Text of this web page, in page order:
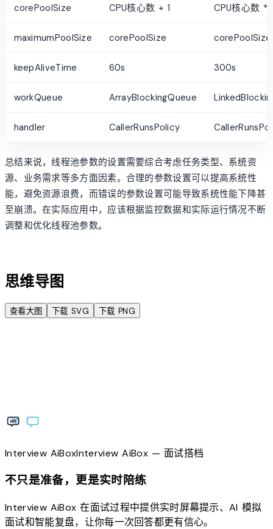
corePoolSize CPU核心数 + 1 CPU核心数 *
maximumPoolSize corePoolSize
keepAliveTime 60s 300s
workQueue ArrayBlockingQueue
handler CallerRunsPolicy
总结来说，线程池参数的设置需要综合考虑任务类型、系统资
源、业务需求等多方面因素。合理的参数设置可以提高系统性
能，避免资源浪费，而错误的参数设置可能导致系统性能下降甚
至崩溃。在实际应用中，应该根据监控数据和实际运行情况不断
调整和优化线程池参数。
思维导图
查看大图 下载 SVG 下载 PNG
Interview AiBoxInterviewAiBox— 面试搭档
不只是准备，更是实时陪练
Interview AiBox 在面试过程中提供实时屏幕提示、AI 模拟
面试和智能复盘，让你每一次回答都更有信心。